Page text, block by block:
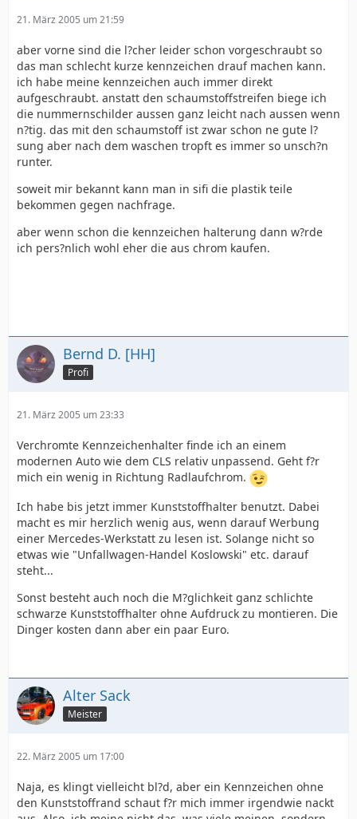
21. März 2005 um 21:59
aber vorne sind die l?cher leider schon vorgeschraubt so
das man schlecht kurze kennzeichen drauf machen kann.
ich habe meine kennzeichen auch immer direkt
aufgeschraubt. anstatt den schaumstoffstreifen biege ich
die nummernschilder aussen ganz leicht nach aussen wenn
n?tig. das mit den schaumstoff ist zwar schon ne gute l?
sung aber nach dem waschen tropft es immer so unsch?n
runter.
soweit mir bekannt kann man in sifi die plastik teile
bekommen gegen nachfrage.
aber wenn schon die kennzeichen halterung dann w?rde
ich pers?nlich wohl eher die aus chrom kaufen.
Bernd D. [HH]
Profi
21. März 2005 um 23:33
Verchromte Kennzeichenhalter finde ich an einem
modernen Auto wie dem CLS relativ unpassend. Geht f?r
mich ein wenig in Richtung Radlaufchrom.
Ich habe bis jetzt immer Kunststoffhalter benutzt. Dabei
macht es mir herzlich wenig aus, wenn darauf Werbung
einer Mercedes-Werkstatt zu lesen ist. Solange nicht so
etwas wie "Unfallwagen-Handel Koslowski" etc. darauf
steht...
Sonst besteht auch noch die M?glichkeit ganz schlichte
schwarze Kunststoffhalter ohne Aufdruck zu montieren. Die
Dinger kosten dann aber ein paar Euro.
Alter Sack
Meister
22. März 2005 um 17:00
Naja, es klingt vielleicht bl?d, aber ein Kennzeichen ohne
den Kunststoffrand schaut f?r mich immer irgendwie nackt